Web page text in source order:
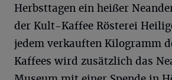
Herbsttagen ein heißer
der Kult-Kaffee Rösterei
jedem verkauften Kilogramm
Kaffees wird zusätzlich das